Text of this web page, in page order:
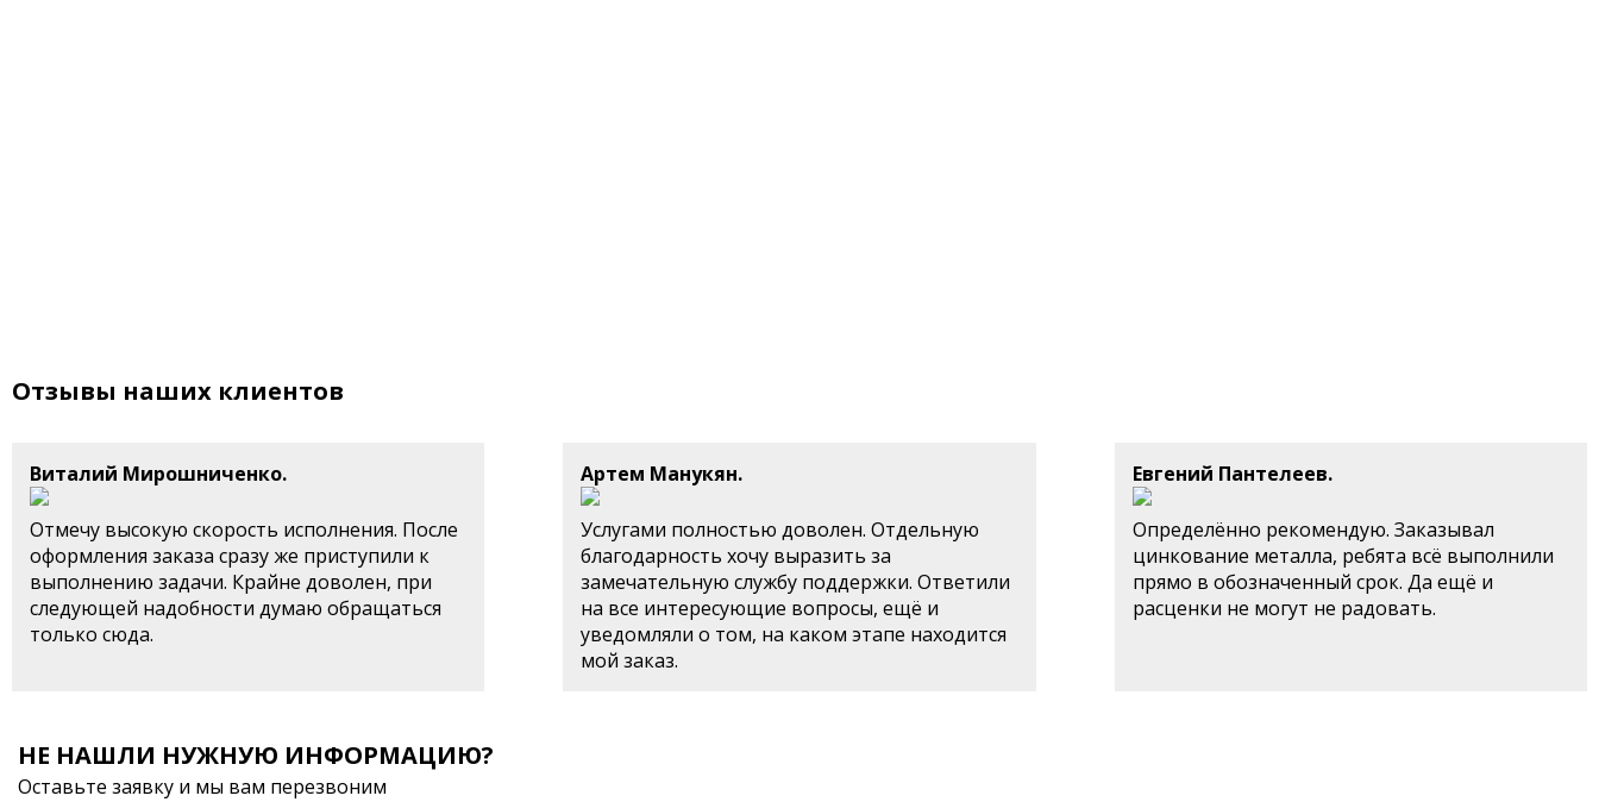
Отзывы наших клиентов
Виталий Мирошниченко.
Отмечу высокую скорость исполнения. После
оформления заказа сразу же приступили к
выполнению задачи. Крайне доволен, при
следующей надобности думаю обращаться
только сюда.
Артем Манукян.
Услугами полностью доволен. Отдельную
благодарность хочу выразить за
замечательную службу поддержки. Ответили
на все интересующие вопросы, ещё и
уведомляли о том, на каком этапе находится
мой заказ.
Евгений Пантелеев.
Определённо рекомендую. Заказывал
цинкование металла, ребята всё выполнили
прямо в обозначенный срок. Да ещё и
расценки не могут не радовать.
НЕ НАШЛИ НУЖНУЮ ИНФОРМАЦИЮ?
Оставьте заявку и мы вам перезвоним